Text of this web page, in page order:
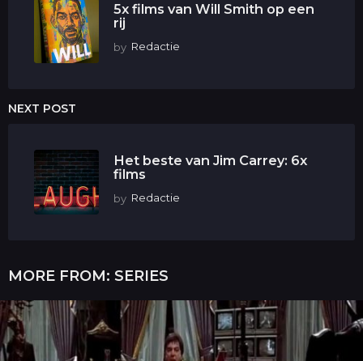
5x films van Will Smith op een
rij
by Redactie
NEXT POST
Het beste van Jim Carrey: 6x
films
by Redactie
MORE FROM: SERIES